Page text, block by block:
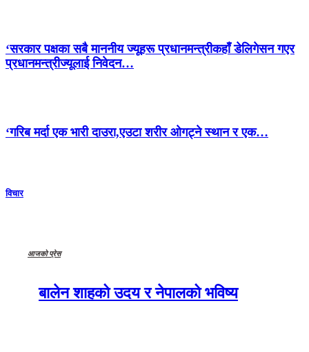
‘सरकार पक्षका सबै माननीय ज्यूहरू प्रधानमन्त्रीकहाँ डेलिगेसन गएर
प्रधानमन्त्रीज्यूलाई निवेदन…
‘गरिब मर्दा एक भारी दाउरा,एउटा शरीर ओगट्ने स्थान र एक…
विचार
आजको प्रेस
बालेन शाहको उदय र नेपालको भविष्य